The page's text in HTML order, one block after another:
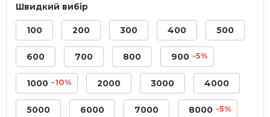
Швидкий вибір
100 200 300 400 500
600 700 800 900 -5%
1000 -10% 2000 3000 4000
5000 6000 7000 8000 -5%